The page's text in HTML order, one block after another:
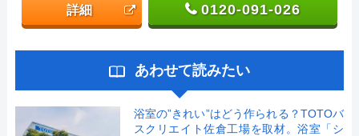
詳細 0120-091-026
あわせて読みたい
浴室の”きれい”はどう作られる？TOTOバ
スクリエイト佐倉工場を取材。浴室「シ